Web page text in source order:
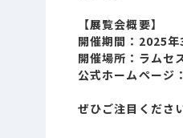
【展覧会概要】
開催期間：2025
開催場所：ラム
公式ホームページ：
ぜひご注目ください